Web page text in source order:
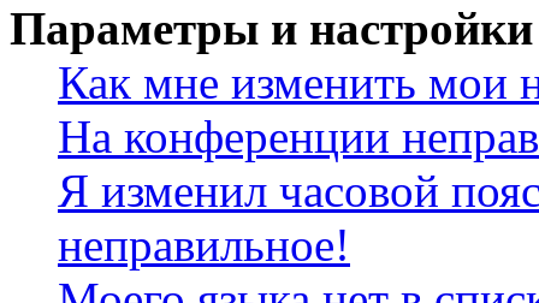
Параметры и настройки
Как мне изменить мои
На конференции
Я изменил часовой
неправильное!